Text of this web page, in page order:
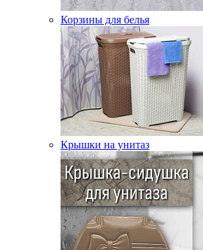
Корзины для белья
Крышки на унитаз